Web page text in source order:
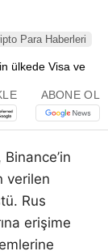
Para Haberleri
ABONE OL
verilen
Rus
erişime